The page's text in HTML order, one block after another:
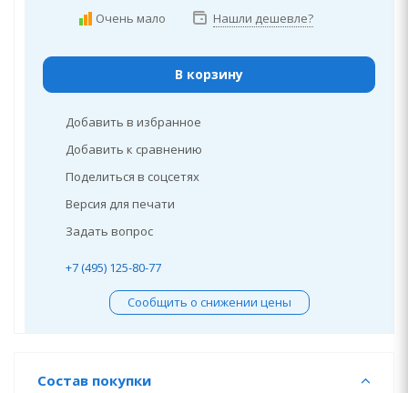
Очень мало Нашли дешевле?
В корзину
Добавить в избранное
Добавить к сравнению
Поделиться в соцсетях
Версия для печати
Задать вопрос
+7 (495) 125-80-77
Сообщить о снижении цены
Состав покупки